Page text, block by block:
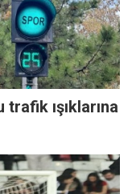
ışıklarına